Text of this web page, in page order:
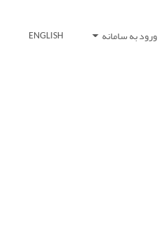
ورود به سامانه ENGLISH